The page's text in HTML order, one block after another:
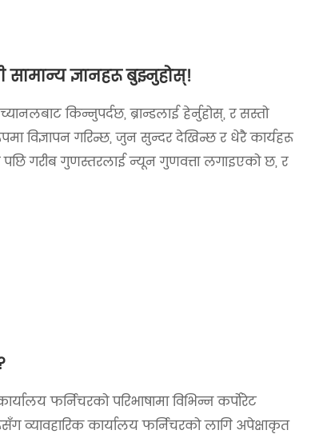
ज्ञानहरू बुझ्नुहोस्!
किन्नुपर्दछ, ब्रान्डलाई हेर्नुहोस्, र सस्तो
विज्ञापन गरिन्छ, जुन सुन्दर देखिन्छ र धेरै कार्यहरू
गरीब गुणस्तरलाई न्यून गुणवत्ता लगाइएको छ, र
फर्निचरको परिभाषामा विभिन्न कर्पोरेट
व्यावहारिक कार्यालय फर्निचरको लागि अपेक्षाकृत